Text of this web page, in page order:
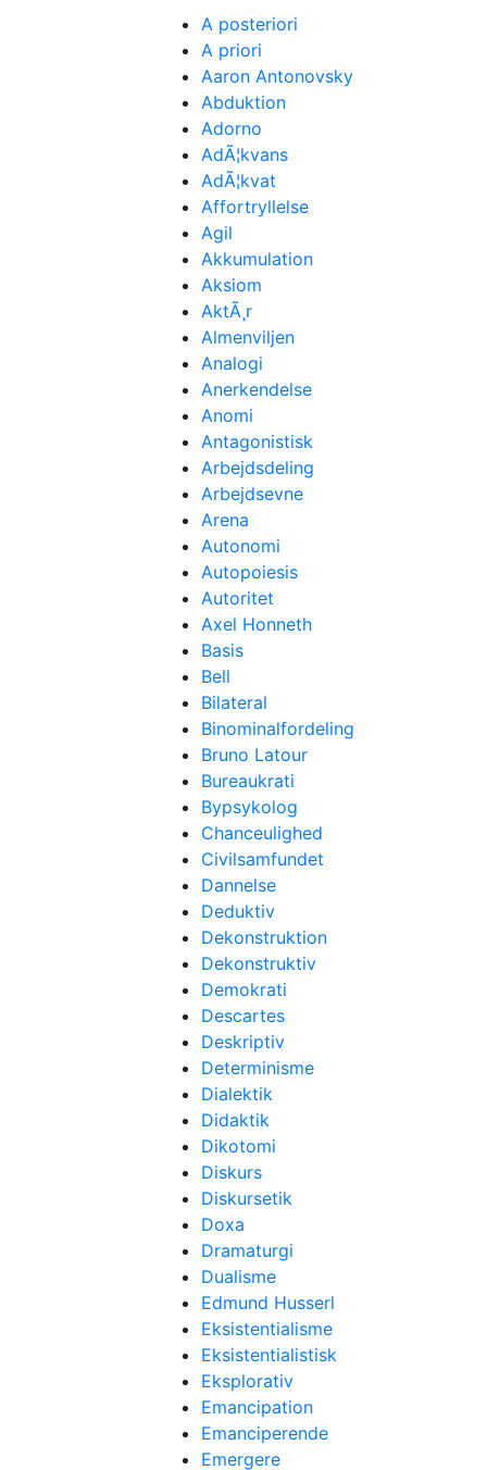
A posteriori
A priori
Aaron Antonovsky
Abduktion
Adorno
AdÃ¦kvans
AdÃ¦kvat
Affortryllelse
Agil
Akkumulation
Aksiom
AktÃ¸r
Almenviljen
Analogi
Anerkendelse
Anomi
Antagonistisk
Arbejdsdeling
Arbejdsevne
Arena
Autonomi
Autopoiesis
Autoritet
Axel Honneth
Basis
Bell
Bilateral
Binominalfordeling
Bruno Latour
Bureaukrati
Bypsykolog
Chanceulighed
Civilsamfundet
Dannelse
Deduktiv
Dekonstruktion
Dekonstruktiv
Demokrati
Descartes
Deskriptiv
Determinisme
Dialektik
Didaktik
Dikotomi
Diskurs
Diskursetik
Doxa
Dramaturgi
Dualisme
Edmund Husserl
Eksistentialisme
Eksistentialistisk
Eksplorativ
Emancipation
Emanciperende
Emergere